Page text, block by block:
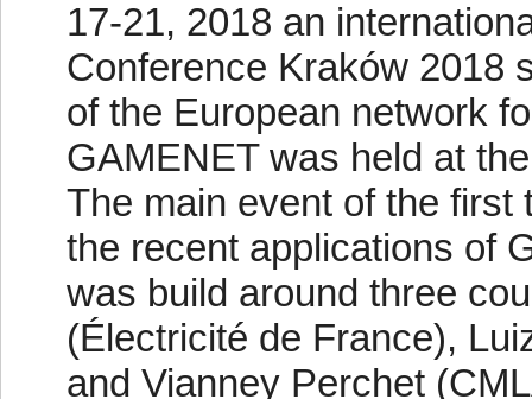
17-21, 2018 an
Conference Kraków 2018
of the European network
GAMENET was held at
The main event of the
the recent applications of
was build around three
(Électricité de France),
and Vianney Perchet